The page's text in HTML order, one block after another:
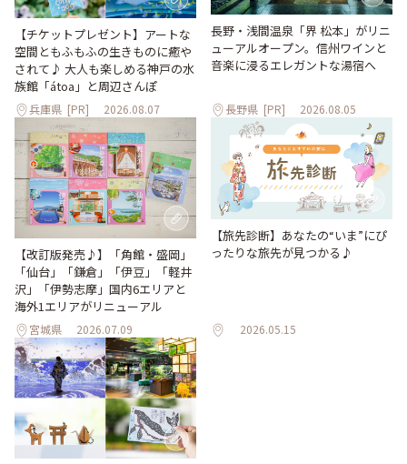
【チケットプレゼント】アートな
空間ともふもふの生きものに癒や
されて♪ 大人も楽しめる神戸の水
族館「átoa」と周辺さんぽ
兵庫県 [PR] 2026.08.07
長野・浅間温泉「界 松本」がリニ
ューアルオープン。信州ワインと
音楽に浸るエレガントな湯宿へ
長野県 [PR] 2026.08.05
【改訂版発売♪】「角館・盛岡」
「仙台」「鎌倉」「伊豆」「軽井
沢」「伊勢志摩」国内6エリアと
海外1エリアがリニューアル
宮城県 2026.07.09
【旅先診断】あなたの“いま”にぴ
ったりな旅先が見つかる♪
2026.05.15